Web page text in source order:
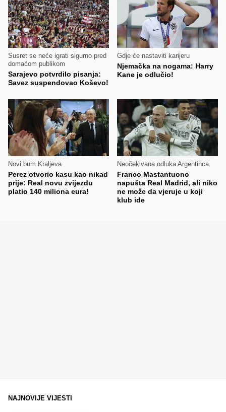
Susret se neće igrati sigurno pred
domaćom publikom
Sarajevo potvrdilo pisanja:
Savez suspendovao Koševo!
Gdje će nastaviti karijeru
Njemačka na nogama: Harry
Kane je odlučio!
Novi bum Kraljeva
Perez otvorio kasu kao nikad
prije: Real novu zvijezdu
platio 140 miliona eura!
Neočekivana odluka Argentinca
Franco Mastantuono
napušta Real Madrid, ali niko
ne može da vjeruje u koji
klub ide
NAJNOVIJE VIJESTI